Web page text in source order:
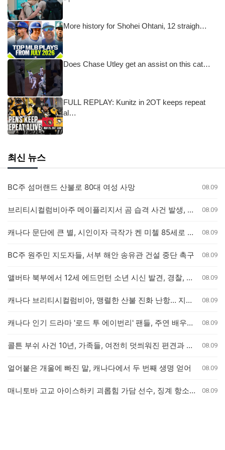
More history for Shohei Ohtani, 12 straigh…
Does Chase Utley get an assist on this cat…
FULL REPLAY: Kunitz in 2OT keeps repeat
al…
최신 뉴스
BC주 섬머랜드 산불로 80대 여성 사망 08.09
브리티시컬럼비아주 메이플리지서 곰 습격 사건 발생, 3세 여아 병원 이송 08.09
캐나다 문단에 큰 별, 시인이자 극작가 켄 미첼 85세로 별세 08.09
BC주 원주민 지도자들, 서부 해안 송유관 건설 중단 촉구 08.09
앨버타 북부에서 12세 에드먼턴 소년 시신 발견, 경찰, 살인 사건 수사 개시 08.09
캐나다 브리티시컬럼비아, 맹렬한 산불 진화 난항… 지상 병력 투입 불가 08.09
캐나다 인기 드라마 '로드 투 에이번리' 팬들, 주연 배우들과 특별한 만남 가져 08.09
콜튼 부쉬 사건 10년, 가족들, 여전히 덧씌워진 편견과 왜곡된 진실 호소 08.09
얼어붙은 개울에 빠진 말, 캐나다에서 두 번째 생명 얻어 08.09
매니토바 고교 아이스하키 괴롭힘 가담 선수, 징계 항소 기각 08.09